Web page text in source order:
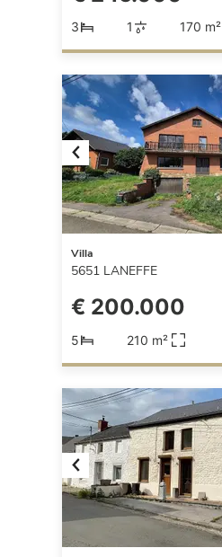
3 1 170 m²
Previous
Villa
5651 LANEFFE
€ 200.000
5 210 m²
Previous